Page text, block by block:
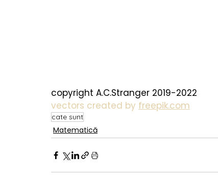
copyright A.C.Stranger 2019-2022
vectors created by freepik.com
cate sunt
Matematică